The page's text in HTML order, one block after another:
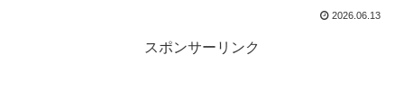
2026.06.13
スポンサーリンク